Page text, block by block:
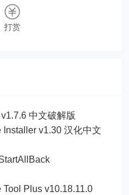
打赏
中文破解版
v1.30 汉化中文
Plus v10.18.11.0